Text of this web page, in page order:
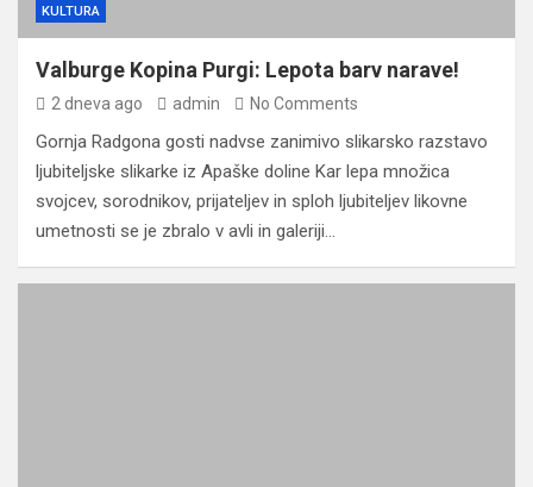
KULTURA
Valburge Kopina Purgi: Lepota barv narave!
2 dneva ago admin No Comments
Gornja Radgona gosti nadvse zanimivo slikarsko razstavo
ljubiteljske slikarke iz Apaške doline Kar lepa množica
svojcev, sorodnikov, prijateljev in sploh ljubiteljev likovne
umetnosti se je zbralo v avli in galeriji…